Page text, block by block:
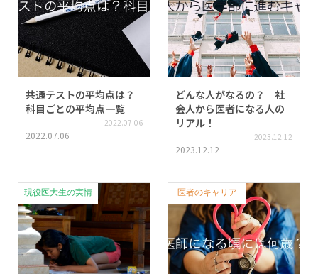
共通テストの平均点は？
科目ごとの平均点一覧
2022.07.06
2022.07.06
どんな人がなるの？ 社
会人から医者になる人の
リアル！
2023.12.12
2023.12.12
現役医大生の実情 医者のキャリア